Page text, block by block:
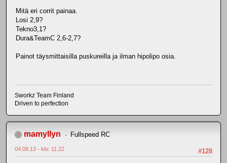
Mitä eri corrit painaa.
Losi 2,9?
Tekno3,1?
Dura&TeamC 2,6-2,7?
Painot täysmittaisilla puskureilla ja ilman hipolipo osia.
Sworkz Team Finland
Driven to perfection
mamyllyn Fullspeed RC
#128
04.08.13 - klo: 11.22